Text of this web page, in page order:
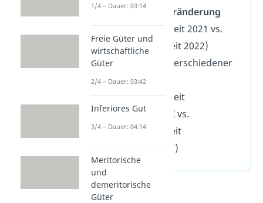
Diezeitliche Veränderung
(Wirtschaftlichkeit 2021 vs.
Wirtschaftlichkeit 2022)
Den
verschiedener
Unternehmen
(Wirtschaftlichkeit
Unternehmen Xvs.
Wirtschaftlichkeit
Unternehmen Y)
1/4 – Dauer: 03:14
Freie Güter und
wirtschaftliche
Güter
2/4 – Dauer: 03:42
Inferiores Gut
3/4 – Dauer: 04:14
Meritorische
und
demeritorische
Güter